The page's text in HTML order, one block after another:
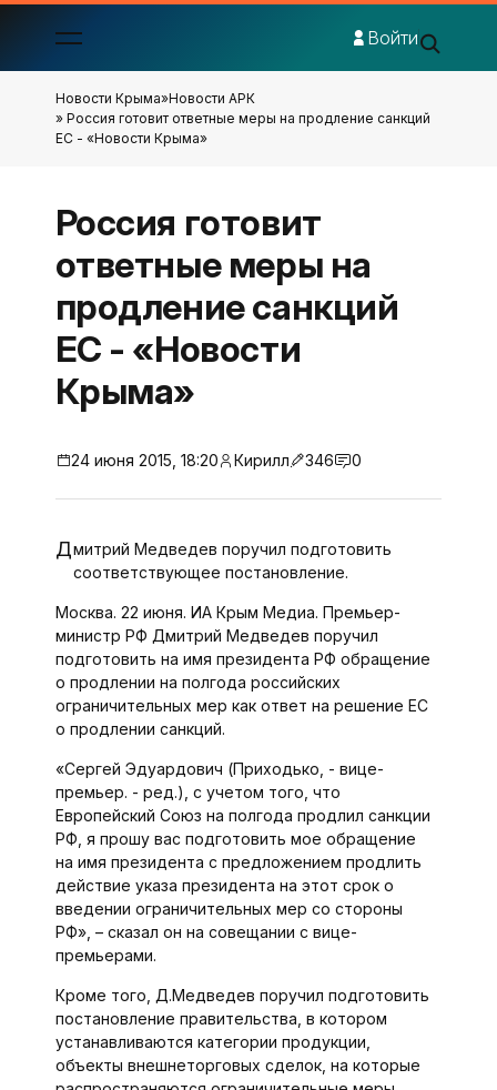
Войти
Новости Крыма»Новости АРК
» Россия готовит ответные меры на продление санкций
ЕС - «Новости Крыма»
Россия готовит
ответные меры на
продление санкций
ЕС - «Новости
Крыма»
24 июня 2015, 18:20 Кирилл 346 0
Дмитрий Медведев поручил подготовить
соответствующее постановление.
Москва. 22 июня. ИА Крым Медиа. Премьер-
министр РФ Дмитрий Медведев поручил
подготовить на имя президента РФ обращение
о продлении на полгода российских
ограничительных мер как ответ на решение ЕС
о продлении санкций.
«Сергей Эдуардович (Приходько, - вице-
премьер. - ред.), с учетом того, что
Европейский Союз на полгода продлил санкции
РФ, я прошу вас подготовить мое обращение
на имя президента с предложением продлить
действие указа президента на этот срок о
введении ограничительных мер со стороны
РФ», – сказал он на совещании с вице-
премьерами.
Кроме того, Д.Медведев поручил подготовить
постановление правительства, в котором
устанавливаются категории продукции,
объекты внешнеторговых сделок, на которые